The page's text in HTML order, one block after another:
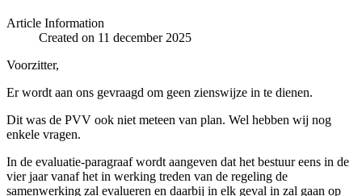
Article Information
Created on 11 december 2025
Voorzitter,
Er wordt aan ons gevraagd om geen zienswijze in te dienen.
Dit was de PVV ook niet meteen van plan. Wel hebben wij nog
enkele vragen.
In de evaluatie-paragraaf wordt aangeven dat het bestuur eens in de
vier jaar vanaf het in werking treden van de regeling de
samenwerking zal evalueren en daarbij in elk geval in zal gaan op